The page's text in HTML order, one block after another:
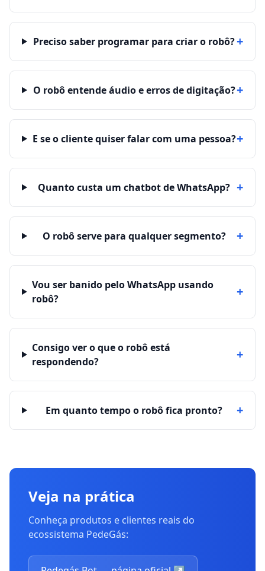
Preciso saber programar para criar o robô?+
O robô entende áudio e erros de digitação?+
E se o cliente quiser falar com uma pessoa?+
Quanto custa um chatbot de WhatsApp? +
O robô serve para qualquer segmento? +
Vou ser banido pelo WhatsApp usando
robô?
+
Consigo ver o que o robô está
respondendo?
+
Em quanto tempo o robô fica pronto? +
Veja na prática
Conheça produtos e clientes reais do
ecossistema PedeGás: